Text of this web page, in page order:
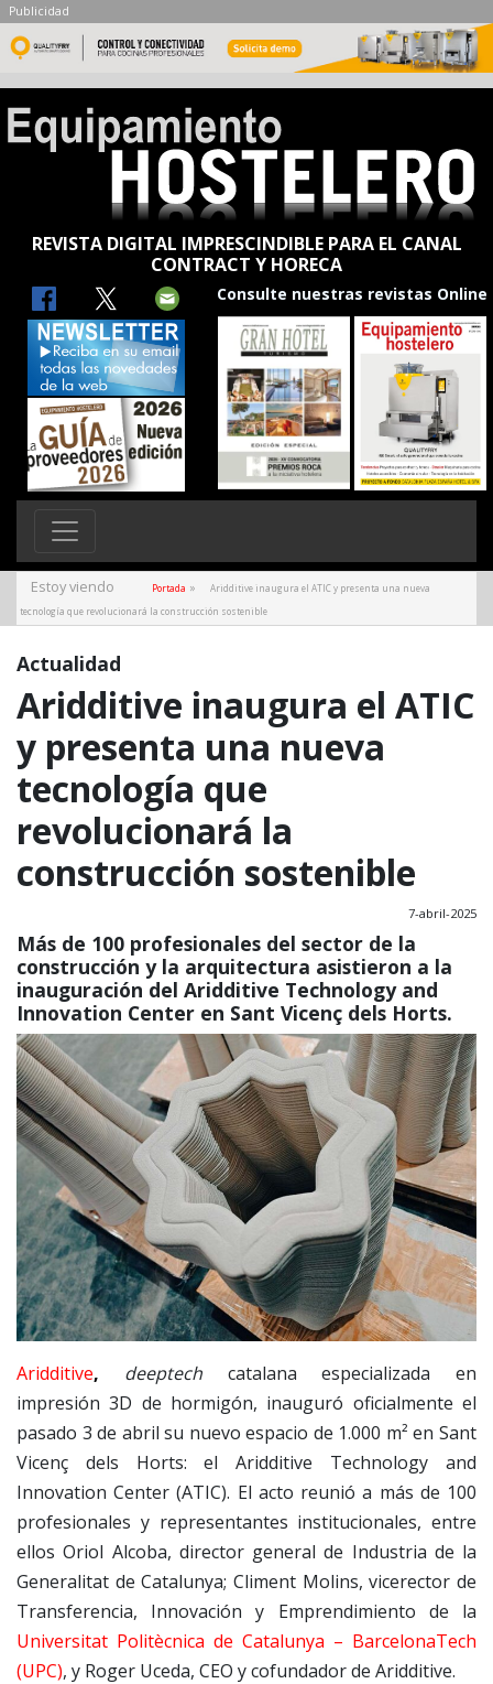
Publicidad
REVISTA DIGITAL IMPRESCINDIBLE PARA EL CANAL
CONTRACT Y HORECA
Consulte nuestras revistas Online
Estoy viendo Portada »
Aridditive inaugura el ATIC y presenta una nueva
tecnología que revolucionará la construcción sostenible
Actualidad
Aridditive inaugura el ATIC
y presenta una nueva
tecnología que
revolucionará la
construcción sostenible
7-abril-2025
Más de 100 profesionales del sector de la
construcción y la arquitectura asistieron a la
inauguración del Aridditive Technology and
Innovation Center en Sant Vicenç dels Horts.
Aridditive, deeptechcatalana especializada en
impresión 3D de hormigón, inauguró oficialmente el
pasado 3 de abril su nuevo espacio de 1.000 m² en Sant
Vicenç dels Horts: el Aridditive Technology and
Innovation Center (ATIC). El acto reunió a más de 100
profesionales y representantes institucionales, entre
ellos Oriol Alcoba, director general de Industria de la
Generalitat de Catalunya; Climent Molins, vicerector de
Transferencia, Innovación y Emprendimiento de la
Universitat Politècnica de Catalunya – BarcelonaTech
(UPC), y Roger Uceda, CEO y cofundador de Aridditive.